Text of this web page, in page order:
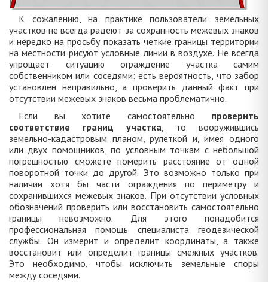
К сожалению, на практике пользователи земельных
участков не всегда радеют за сохранность межевых знаков
и нередко на просьбу показать четкие границы территории
на местности рисуют условные линии в воздухе. Не всегда
упрощает ситуацию ограждение участка самим
собственником или соседями: есть вероятность, что забор
установлен неправильно, а проверить данный факт при
отсутствии межевых знаков весьма проблематично.
Если вы хотите самостоятельно проверить
соответствие границ участка, то вооружившись
земельно-кадастровым планом, рулеткой и, имея одного
или двух помощников, по условным точкам с небольшой
погрешностью сможете померить расстояние от одной
поворотной точки до другой. Это возможно только при
наличии хотя бы части ограждения по периметру и
сохранившихся межевых знаков. При отсутствии условных
обозначений проверить или восстановить самостоятельно
границы невозможно. Для этого понадобится
профессиональная помощь специалиста геодезической
службы. Он измерит и определит координаты, а также
восстановит или определит границы смежных участков.
Это необходимо, чтобы исключить земельные споры
между соседями.